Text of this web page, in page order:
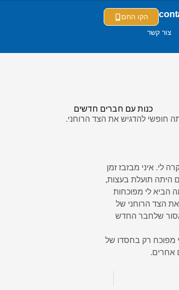
הקו החם
צור קשר
כנות עם חברים חדשים
חופשי להדגיש את הצד הרוחני.
היתה תועלת בעצות,
את הצד הרוחני של
מפוכח רק בחסדו של
אחרים.